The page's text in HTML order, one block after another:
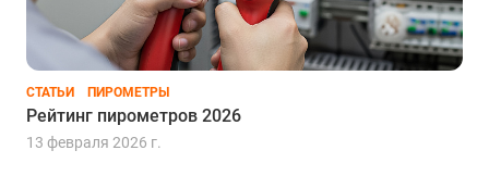
СТАТЬИ ПИРОМЕТРЫ
Рейтинг пирометров 2026
13 февраля 2026 г.